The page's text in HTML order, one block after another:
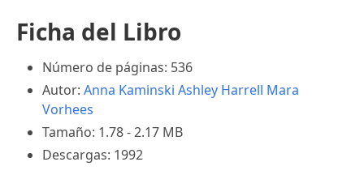
Ficha del Libro
Número de páginas: 536
Autor: Anna Kaminski Ashley Harrell Mara
Vorhees
Tamaño: 1.78 - 2.17 MB
Descargas: 1992